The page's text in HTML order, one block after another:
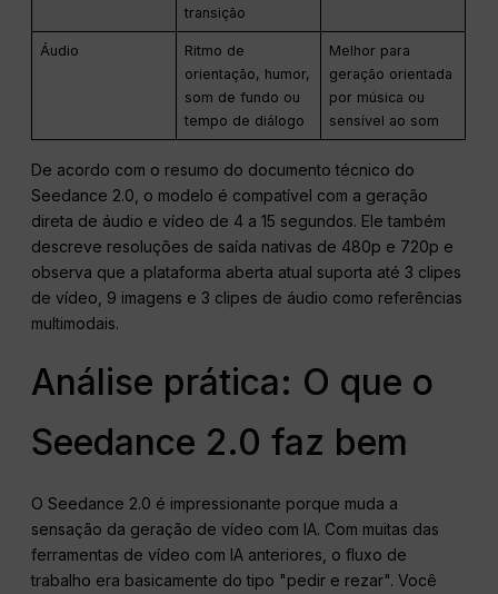
transição
Áudio
Ritmo de
orientação, humor,
som de fundo ou
tempo de diálogo
Melhor para
geração orientada
por música ou
sensível ao som
De acordo com o resumo do documento técnico do
Seedance 2.0, o modelo é compatível com a geração
direta de áudio e vídeo de 4 a 15 segundos. Ele também
descreve resoluções de saída nativas de 480p e 720p e
observa que a plataforma aberta atual suporta até 3 clipes
de vídeo, 9 imagens e 3 clipes de áudio como referências
multimodais.
Análise prática: O que o
Seedance 2.0 faz bem
O Seedance 2.0 é impressionante porque muda a
sensação da geração de vídeo com IA. Com muitas das
ferramentas de vídeo com IA anteriores, o fluxo de
trabalho era basicamente do tipo "pedir e rezar". Você